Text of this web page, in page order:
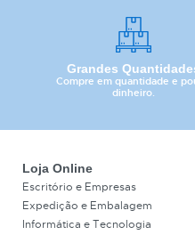
Grandes
Compre em quantidade e
dinheiro.
Loja Online
Escritório e Empresas
Expedição e Embalagem
Informática e Tecnologia